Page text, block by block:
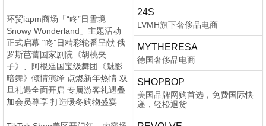
环贸iapm商场「“咚”日雪境
Snowy Wonderland」主题活动
正式启幕 “咚”日精彩轮番呈献 俄
罗斯芭蕾国家剧院《胡桃夹
子》、阿根廷国宝级舞团《魅影
暗舞》倾情演绎 点燃新年热情 双
旦礼遇全面开启 专属游客礼遇叠
加会员尊享 打造暖冬购物盛宴
24S
LVMH旗下奢侈品电商
MYTHERESA
德国奢侈品电商
SHOPBOP
美国品牌网购首选，免费国际快
递，轻松退货